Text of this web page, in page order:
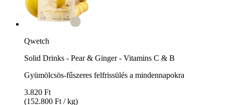
Qwetch
Solid Drinks - Pear & Ginger - Vitamins C & B
Gyümölcsös-fűszeres felfrissülés a mindennapokra
3.820 Ft
(152.800 Ft / kg)